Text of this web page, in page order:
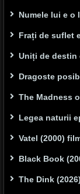
Numele lui e o
Frați de suflet
Uniți de destin
Dragoste
The Madness
Legea naturii
Vatel (2000)
Black Book
The Dink